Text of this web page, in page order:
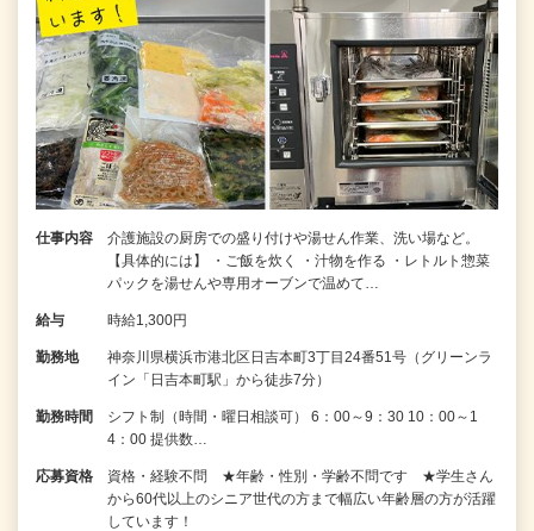
仕事内容
介護施設の厨房での盛り付けや湯せん作業、洗い場など。
【具体的には】 ・ご飯を炊く ・汁物を作る ・レトルト惣菜
パックを湯せんや専用オーブンで温めて…
給与 時給1,300円
勤務地
神奈川県横浜市港北区日吉本町3丁目24番51号（グリーンラ
イン「日吉本町駅」から徒歩7分）
勤務時間
シフト制（時間・曜日相談可） 6：00～9：30 10：00～1
4：00 提供数…
応募資格
資格・経験不問 ★年齢・性別・学齢不問です ★学生さん
から60代以上のシニア世代の方まで幅広い年齢層の方が活躍
しています！